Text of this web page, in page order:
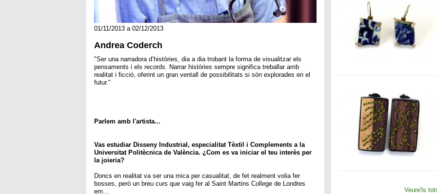
01/11/2013 a 02/12/2013
Andrea Coderch
"Ser una narradora d’històries, dia a dia trobant la forma de visualitzar els
pensaments i els records. Narrar històries sempre significa treballar amb
realitat i ficció, oferint un gran ventall de possibilitats si són explorades en el
futur."
Parlem amb l'artista...
Vas estudiar Disseny Industrial, especialitat Tèxtil i Complements a la
Universitat Politècnica de València. ¿Com es va iniciar el teu interès per
la joieria?
Doncs en realitat va ser una mica per casualitat, de fet realment volia fer
bosses, però un breu curs que vaig fer al Saint Martins College de Londres
em...
Veure'ls